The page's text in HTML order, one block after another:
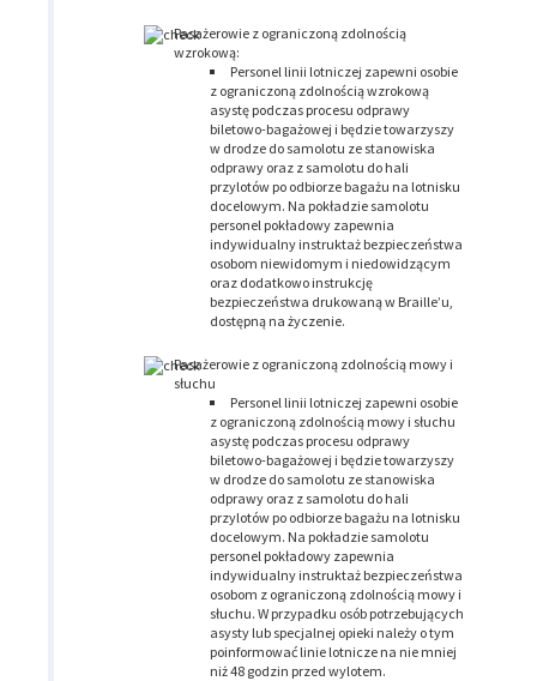
Pasażerowie z ograniczoną zdolnością
wzrokową:
Personel linii lotniczej zapewni osobie
z ograniczoną zdolnością wzrokową
asystę podczas procesu odprawy
biletowo-bagażowej i będzie towarzyszy
w drodze do samolotu ze stanowiska
odprawy oraz z samolotu do hali
przylotów po odbiorze bagażu na lotnisku
docelowym. Na pokładzie samolotu
personel pokładowy zapewnia
indywidualny instruktaż bezpieczeństwa
osobom niewidomym i niedowidzącym
oraz dodatkowo instrukcję
bezpieczeństwa drukowaną w Braille’u,
dostępną na życzenie.
Pasażerowie z ograniczoną zdolnością mowy i
słuchu
Personel linii lotniczej zapewni osobie
z ograniczoną zdolnością mowy i słuchu
asystę podczas procesu odprawy
biletowo-bagażowej i będzie towarzyszy
w drodze do samolotu ze stanowiska
odprawy oraz z samolotu do hali
przylotów po odbiorze bagażu na lotnisku
docelowym. Na pokładzie samolotu
personel pokładowy zapewnia
indywidualny instruktaż bezpieczeństwa
osobom z ograniczoną zdolnością mowy i
słuchu. W przypadku osób potrzebujących
asysty lub specjalnej opieki należy o tym
poinformować linie lotnicze na nie mniej
niż 48 godzin przed wylotem.